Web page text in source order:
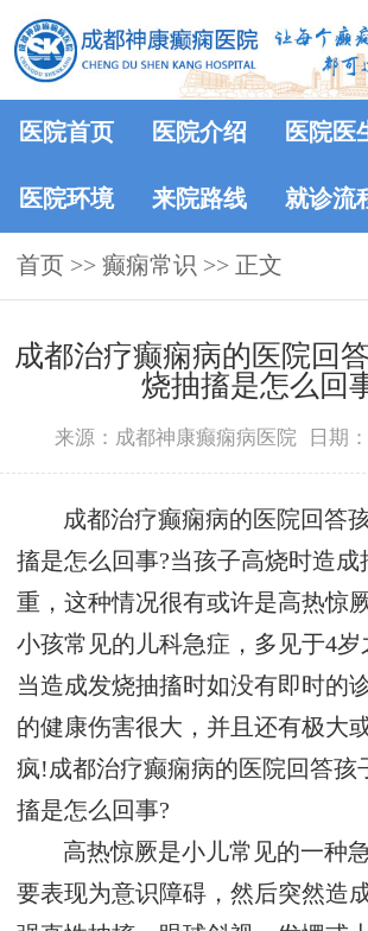
医院首页 医院介绍 医院医
医院环境 来院路线 就诊流
首页 >> 癫痫常识 >> 正文
成都治疗癫痫病的医院回
烧抽搐是怎么回
来源：成都神康癫痫病医院 日期
成都治疗癫痫病的医院回答
搐是怎么回事?当孩子高烧时造成
重，这种情况很有或许是高热惊
小孩常见的儿科急症，多见于4岁
当造成发烧抽搐时如没有即时的
的健康伤害很大，并且还有极大
疯!成都治疗癫痫病的医院回答孩
搐是怎么回事?
高热惊厥是小儿常见的一种
要表现为意识障碍，然后突然造